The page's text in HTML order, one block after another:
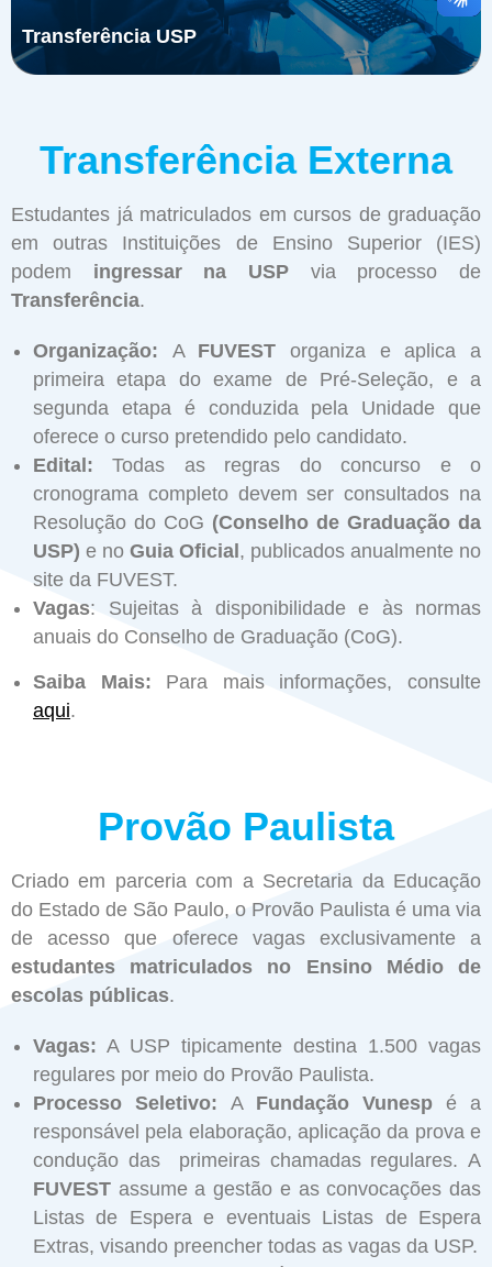
Transferência USP
Transferência Externa
Estudantes já matriculados em cursos de graduação
em outras Instituições de Ensino Superior (IES)
podem ingressar na USP via processo de
Transferência.
Organização: A FUVEST organiza e aplica a
primeira etapa do exame de Pré-Seleção, e a
segunda etapa é conduzida pela Unidade que
oferece o curso pretendido pelo candidato.
Edital: Todas as regras do concurso e o
cronograma completo devem ser consultados na
Resolução do CoG (Conselho de Graduação da
USP) e no Guia Oficial , publicados anualmente no
site da FUVEST.
Vagas: Sujeitas à disponibilidade e às normas
anuais do Conselho de Graduação (CoG).
Saiba Mais: Para mais informações, consulte
aqui.
Provão Paulista
Criado em parceria com a Secretaria da Educação
do Estado de São Paulo, o Provão Paulista é uma via
de acesso que oferece vagas exclusivamente a
estudantes matriculados no Ensino Médio de
escolas públicas.
Vagas: A USP tipicamente destina 1.500 vagas
regulares por meio do Provão Paulista.
Processo Seletivo: A Fundação Vunesp é a
responsável pela elaboração, aplicação da prova e
condução das primeiras chamadas regulares. A
FUVEST assume a gestão e as convocações das
Listas de Espera e eventuais Listas de Espera
Extras, visando preencher todas as vagas da USP.